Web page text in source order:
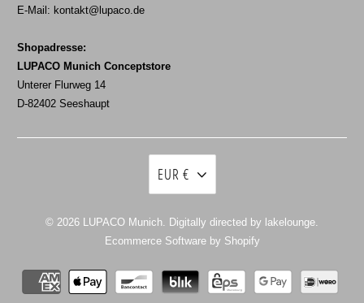
E-Mail: kontakt@lupaco.de
Shopadresse:
LUPACO Munich Conceptstore
Unterer Flurweg 14
D-82402 Seeshaupt
EUR €
© 2026 LUPACO Munich . Digitally directed by lakelounge.
Ecommerce Software by Shopify